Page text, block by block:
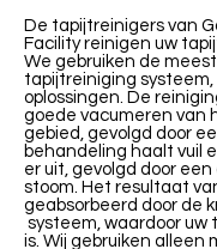
De tapijtreinigers van
Facility reinigen uw
We gebruiken de
tapijtreiniging
oplossingen. De
goede vacumeren van
gebied, gevolgd door
behandeling haalt vuil
er uit, gevolgd door een
stoom. Het resultaat
geabsorbeerd door de
systeem, waardoor uw
is. Wij gebruiken alleen